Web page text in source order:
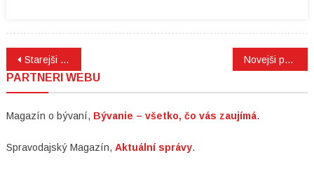
Navigacija
prispevkov
Starejši prispevki Novejši prispevki
PARTNERI WEBU
Magazín o bývaní, Bývanie – všetko, čo vás zaujímá.
Spravodajský Magazín, Aktuální správy.